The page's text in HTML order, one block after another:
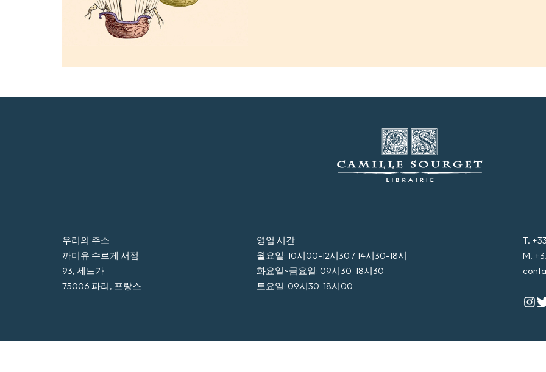
우리의 주소
까미유 수르게 서점
93, 세느가
75006 파리, 프랑스
영업 시간
월요일: 10시00-12시30 / 14시30-18시
화요일~금요일: 09시30-18시30
토요일: 09시30-18시00
T.
M.